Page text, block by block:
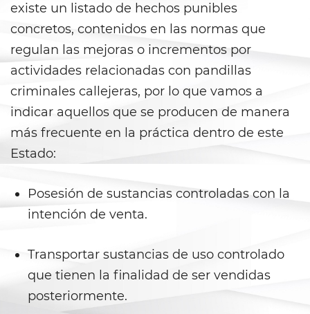
Robo 459 PC
Robo en Tiendas
Delincuencia Juvenil
Audiencias de Detención
Delitos por los cuales un
Derechos de Los Padres en Los
Casos de Menores de Edad
existe un listado de hechos punibles
concretos, contenidos en las normas que
regulan las mejoras o incrementos por
actividades relacionadas con pandillas
criminales callejeras, por lo que vamos a
indicar aquellos que se producen de manera
más frecuente en la práctica dentro de este
Estado:
Posesión de sustancias controladas con la
intención de venta.
Transportar sustancias de uso controlado
que tienen la finalidad de ser vendidas
posteriormente.